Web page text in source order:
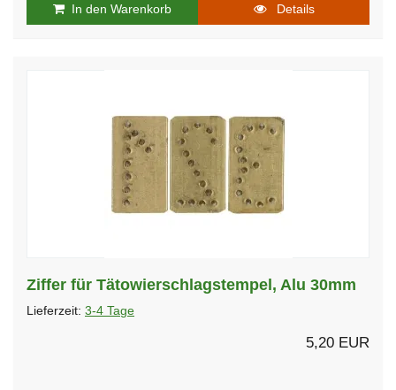
In den Warenkorb Details
Ziffer für Tätowierschlagstempel, Alu 30mm
Lieferzeit: 3-4 Tage
5,20 EUR